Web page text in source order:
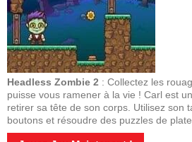
Headless Zombie 2 : Collectez les
puisse vous ramener à la vie ! Carl est
retirer sa tête de son corps. Utilisez son
boutons et résoudre des puzzles de